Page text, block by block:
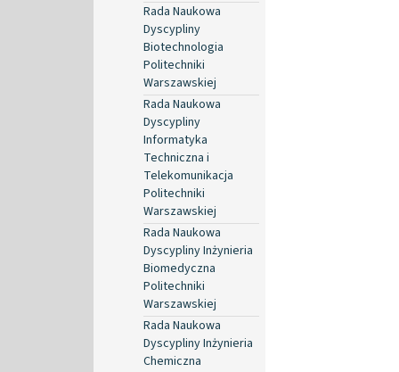
Rada Naukowa
Dyscypliny
Biotechnologia
Politechniki
Warszawskiej
Rada Naukowa
Dyscypliny
Informatyka
Techniczna i
Telekomunikacja
Politechniki
Warszawskiej
Rada Naukowa
Dyscypliny Inżynieria
Biomedyczna
Politechniki
Warszawskiej
Rada Naukowa
Dyscypliny Inżynieria
Chemiczna